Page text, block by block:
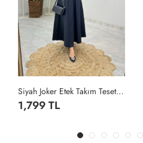
Siyah Joker Etek Takım Tesettür Giyim Siyah
1,799 TL